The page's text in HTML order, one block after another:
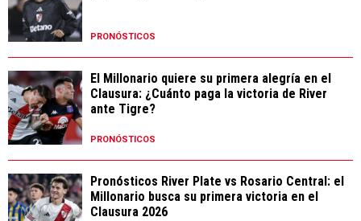
PRONÓSTICOS
El Millonario quiere su primera alegría en el
Clausura: ¿Cuánto paga la victoria de River
ante Tigre?
PRONÓSTICOS
Pronósticos River Plate vs Rosario Central: el
Millonario busca su primera victoria en el
Clausura 2026